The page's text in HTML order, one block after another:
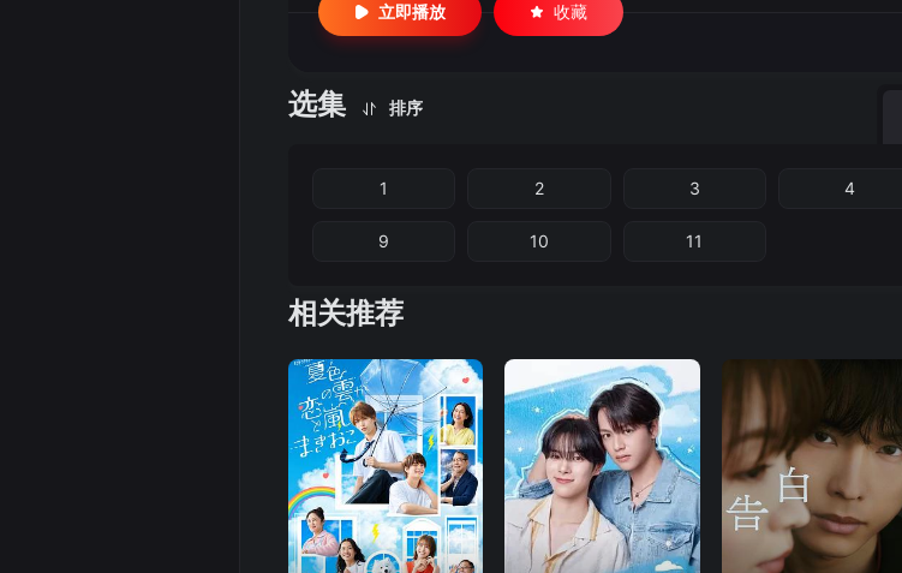
立即播放 收藏
选集 排序
1 2 3 4
9 10 11
相关推荐